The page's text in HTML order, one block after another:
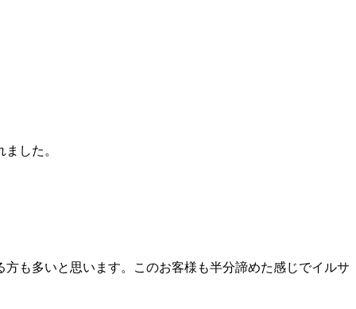
した。
も多いと思います。このお客様も半分諦めた感じでイルサ